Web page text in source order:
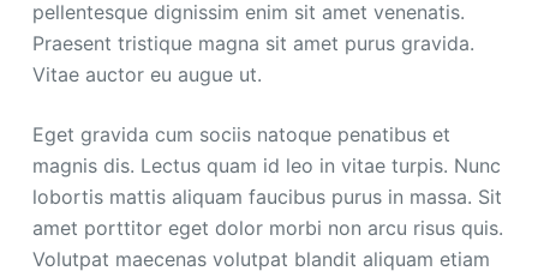
pellentesque dignissim enim sit amet venenatis.
Praesent tristique magna sit amet purus gravida.
Vitae auctor eu augue ut.
Eget gravida cum sociis natoque penatibus et
magnis dis. Lectus quam id leo in vitae turpis. Nunc
lobortis mattis aliquam faucibus purus in massa. Sit
amet porttitor eget dolor morbi non arcu risus quis.
Volutpat maecenas volutpat blandit aliquam etiam